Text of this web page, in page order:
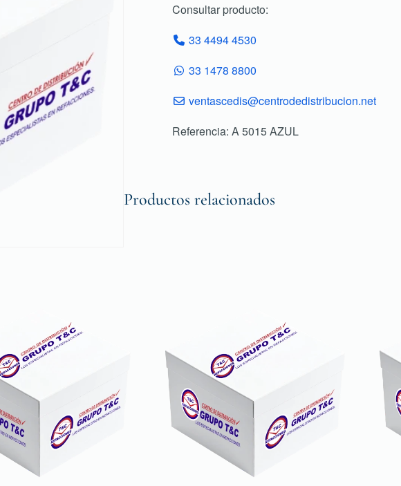
Consultar producto:
33 4494 4530
33 1478 8800
ventascedis@centrodedistribucion.net
Referencia: A 5015 AZUL
Productos relacionados